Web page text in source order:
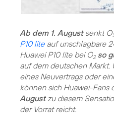
Ab dem 1. Augustsenkt O
P10 liteauf unschlagbare
Huawei P10 lite bei O2 so
auf dem deutschen Markt.
eines Neuvertrags oder
können sich Huawei-Fans
Augustzu diesem
der Vorrat reicht.